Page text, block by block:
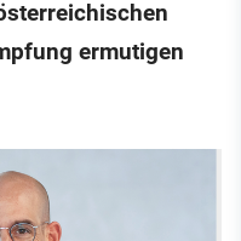
ermutigen